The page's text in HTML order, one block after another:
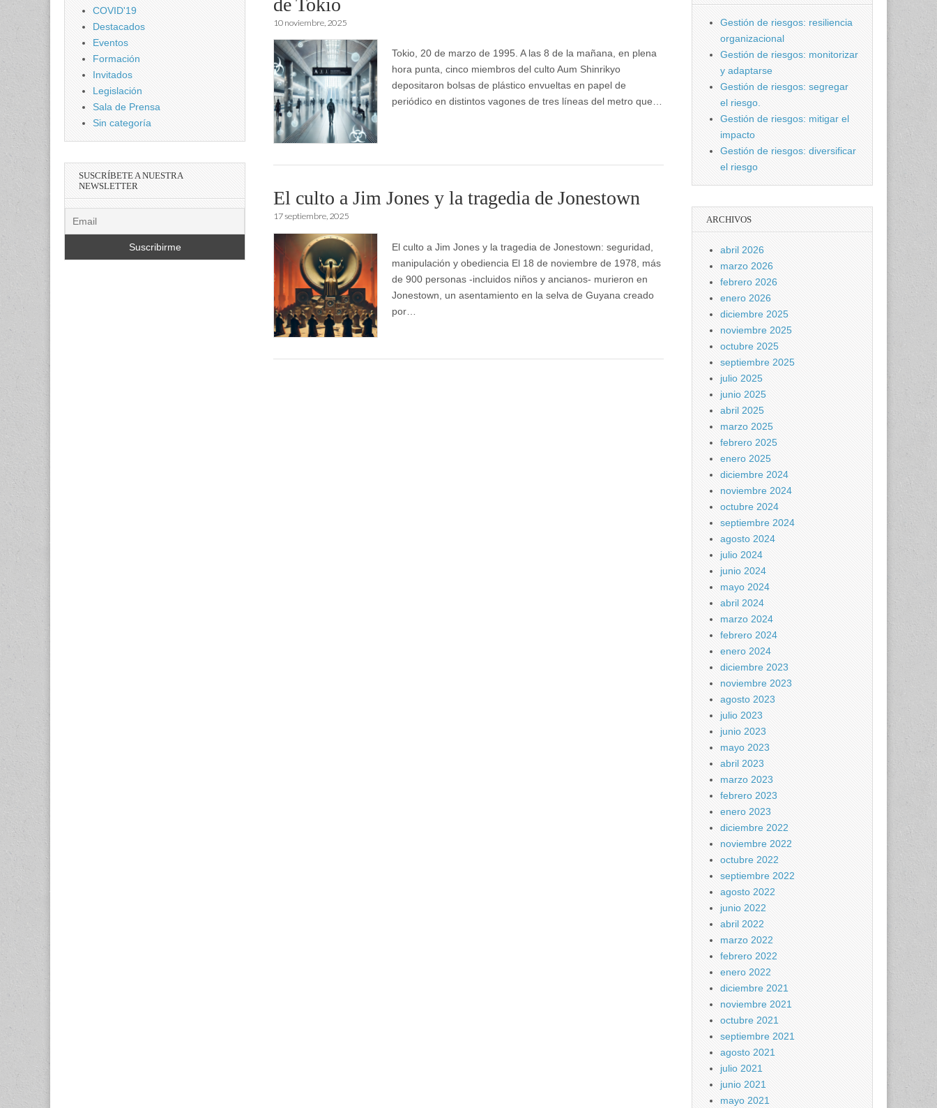
de Tokio
10 noviembre, 2025
Tokio, 20 de marzo de 1995. A las 8 de la mañana, en plena
hora punta, cinco miembros del culto Aum Shinrikyo
depositaron bolsas de plástico envueltas en papel de
periódico en distintos vagones de tres líneas del metro que…
El culto a Jim Jones y la tragedia de Jonestown
17 septiembre, 2025
El culto a Jim Jones y la tragedia de Jonestown: seguridad,
manipulación y obediencia El 18 de noviembre de 1978, más
de 900 personas -incluidos niños y ancianos- murieron en
Jonestown, un asentamiento en la selva de Guyana creado
por…
COVID'19
Destacados
Eventos
Formación
Invitados
Legislación
Sala de Prensa
Sin categoría
SUSCRÍBETE A NUESTRA
NEWSLETTER
Gestión de riesgos: resiliencia
organizacional
Gestión de riesgos: monitorizar
y adaptarse
Gestión de riesgos: segregar
el riesgo.
Gestión de riesgos: mitigar el
impacto
Gestión de riesgos: diversificar
el riesgo
ARCHIVOS
abril 2026
marzo 2026
febrero 2026
enero 2026
diciembre 2025
noviembre 2025
octubre 2025
septiembre 2025
julio 2025
junio 2025
abril 2025
marzo 2025
febrero 2025
enero 2025
diciembre 2024
noviembre 2024
octubre 2024
septiembre 2024
agosto 2024
julio 2024
junio 2024
mayo 2024
abril 2024
marzo 2024
febrero 2024
enero 2024
diciembre 2023
noviembre 2023
agosto 2023
julio 2023
junio 2023
mayo 2023
abril 2023
marzo 2023
febrero 2023
enero 2023
diciembre 2022
noviembre 2022
octubre 2022
septiembre 2022
agosto 2022
junio 2022
abril 2022
marzo 2022
febrero 2022
enero 2022
diciembre 2021
noviembre 2021
octubre 2021
septiembre 2021
agosto 2021
julio 2021
junio 2021
mayo 2021